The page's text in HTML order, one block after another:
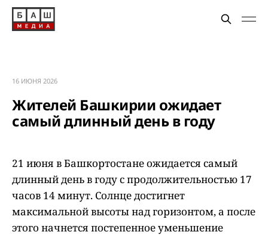
16 ИЮНЯ 2026
Жителей Башкирии ожидает
самый длинный день в году
21 июня в Башкортостане ожидается самый
длинный день в году с продолжительностью 17
часов 14 минут. Солнце достигнет
максимальной высоты над горизонтом, а после
этого начнется постепенное уменьшение